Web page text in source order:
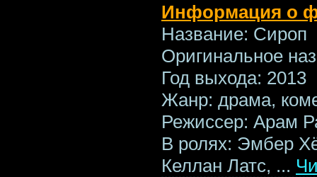
Информация о
Название: Сироп
Оригинальное
Год выхода: 2013
Жанр: драма,
Режиссер: Арам
В ролях: Эмбер
Келлан Латс, ...